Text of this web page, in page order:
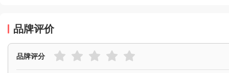
品牌评价
品牌评分